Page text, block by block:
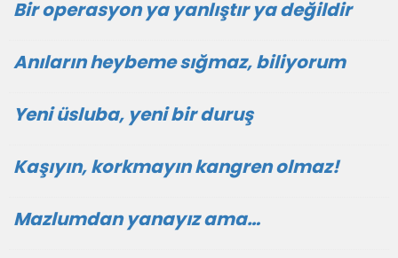
Bir operasyon ya yanlıştır ya değildir
Anıların heybeme sığmaz, biliyorum
Yeni üsluba, yeni bir duruş
Kaşıyın, korkmayın kangren olmaz!
Mazlumdan yanayız ama…